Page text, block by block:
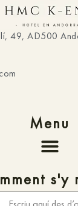
49, AD500
Menu
s'y